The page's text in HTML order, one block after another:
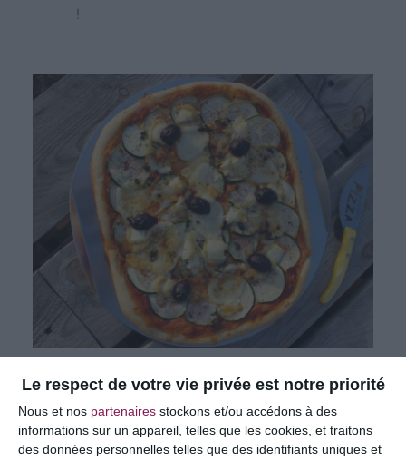
Le respect de votre vie privée est notre priorité
Nous et nos partenaires stockons et/ou accédons à des
informations sur un appareil, telles que les cookies, et traitons
des données personnelles telles que des identifiants uniques et
Les ingrédients :
Pour la p âte :